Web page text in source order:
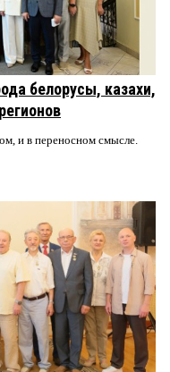
белорусы, казахи,
и в переносном смысле.